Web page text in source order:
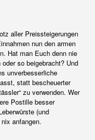
aller Preissteigerungen
nun den armen
Hat man Euch denn nie
so beigebracht? Und
unverbesserliche
statt bescheuerter
zu verwenden. Wer
Postille besser
(und
anfangen.